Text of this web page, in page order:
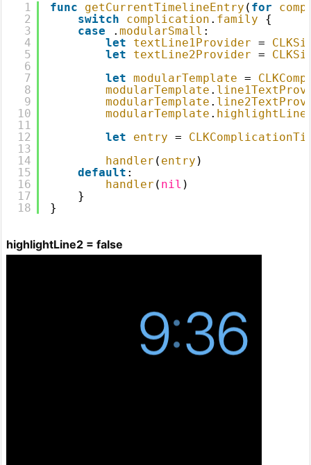
1
2
3
4
5
6
7
8
9
10
11
12
13
14
15
16
17
18
func getCurrentTimelineEntry ( for
switch
complication . family
{
case
. modularSmall :
let
textLine1Provider =
let
textLine2Provider =
let modularTemplate =
modularTemplate .
modularTemplate .
modularTemplate .
let
entry =
handler ( entry )
default :
handler ( nil )
}
}
highlightLine2 = false